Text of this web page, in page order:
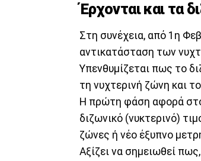
Έρχονται και τα
Στη συνέχεια, από 1η
αντικατάσταση των
Υπενθυμίζεται πως το
τη νυχτερινή ζώνη και
Η πρώτη φάση αφορά
διζωνικό (νυκτερινό)
ζώνες ή νέο έξυπνο
Αξίζει να σημειωθεί